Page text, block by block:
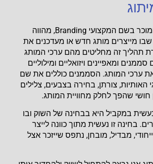
תהליך המיתוג, המוכר בשם המקצועי Branding, מהווה
מייצרים מותג חדש או מעדכנים את
תהליך זה מחליטים מהם ערכי המותג
ומאפיינים ויזואליים ומילוליים
ערכי המותג. הסממנים כוללים את שם
האותיות, צורתן, בחירה בצבעים, צלילים
שהפך לחלק מחוויית המותג.
במקביל היא בבחינה של השוק ובו
בחינה זו נעשית מתוך כוונה לייצר
מבדיל, מובחן, נתפס שייזכר אצל